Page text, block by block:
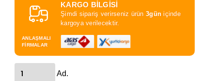
KARGO BİLGİSİ
Şimdi sipariş verirseniz ürün 3gün içinde
kargoya verilecektir.
ANLAŞMALI
FİRMALAR
Ad.